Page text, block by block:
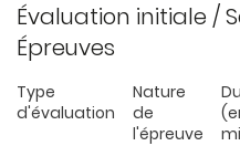
Évaluation initiale /
Épreuves
Type
d'évaluation
Nature
de
l'épreuve